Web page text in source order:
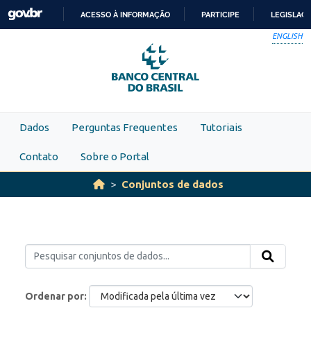
Skip to main content
PARA
O
CONTEÚDO
ACESSO À INFORMAÇÃO PARTICIPE
ENGLISH
Dados Perguntas Frequentes Tutoriais
Contato Sobre o Portal
Conjuntos de dados
Ordenar por